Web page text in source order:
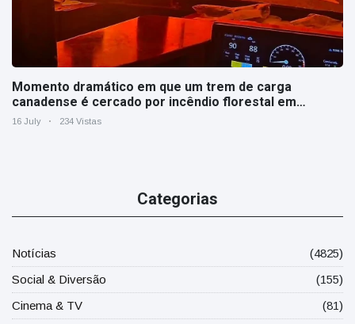
Momento dramático em que um trem de carga
canadense é cercado por incêndio florestal em
Ontário
16 July 234 Vistas
Categorias
Notícias
(4825)
Social & Diversão
(155)
Cinema & TV
(81)